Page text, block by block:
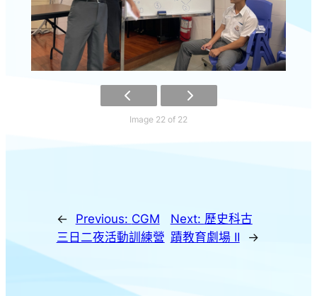
Image 22 of 22
← Previous: CGM
三日二夜活動訓練營
Next: 歷史科古
蹟教育劇場 II
→